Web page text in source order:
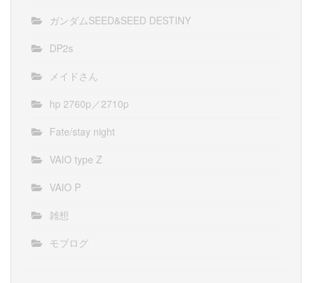
ガンダムSEED&SEED DESTINY
DP2s
メイドさん
hp 2760p／2710p
Fate/stay night
VAIO type Z
VAIO P
雑想
モブログ